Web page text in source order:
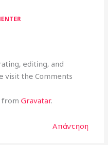
editing, and
visit the Comments
fromGravatar.
Απάντηση